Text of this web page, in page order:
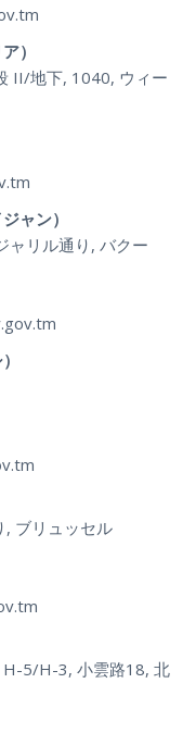
）
II/地下, 1040, ウィー
ャン）
ャリル通り, バクー
, ブリュッセル
H-5/H-3, 小雲路18, 北